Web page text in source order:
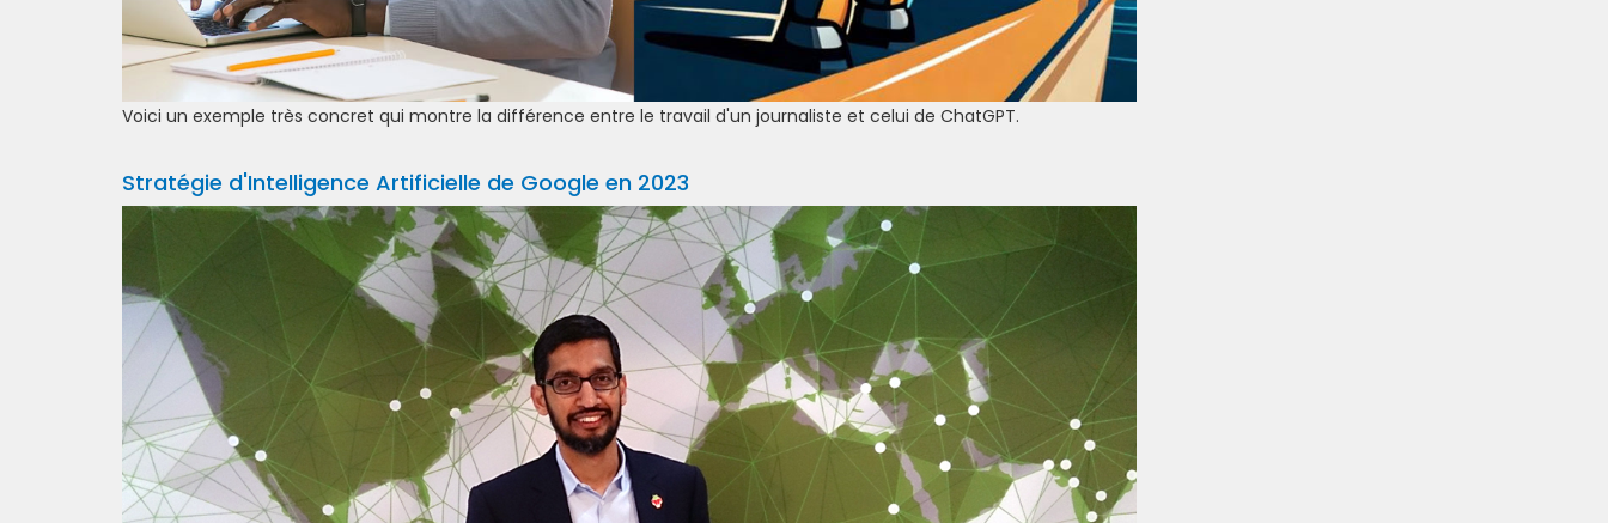
Voici un exemple très concret qui montre la différence entre le travail d'un journaliste et celui de ChatGPT.
Stratégie d'Intelligence Artificielle de Google en 2023